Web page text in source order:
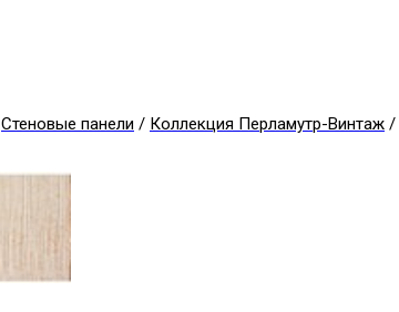
Стеновые панели / Коллекция Перламутр-Винтаж /